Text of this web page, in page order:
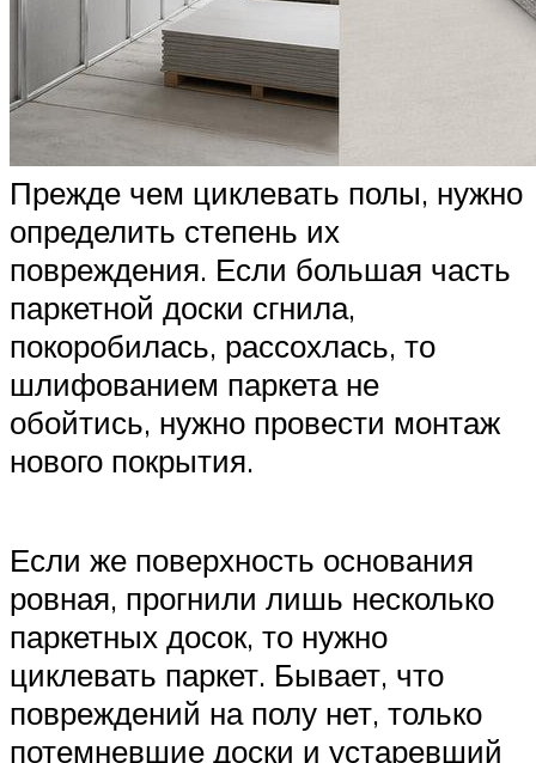
Прежде чем циклевать полы, нужно
определить степень их
повреждения. Если большая часть
паркетной доски сгнила,
покоробилась, рассохлась, то
шлифованием паркета не
обойтись, нужно провести монтаж
нового покрытия.
Если же поверхность основания
ровная, прогнили лишь несколько
паркетных досок, то нужно
циклевать паркет. Бывает, что
повреждений на полу нет, только
потемневшие доски и устаревший